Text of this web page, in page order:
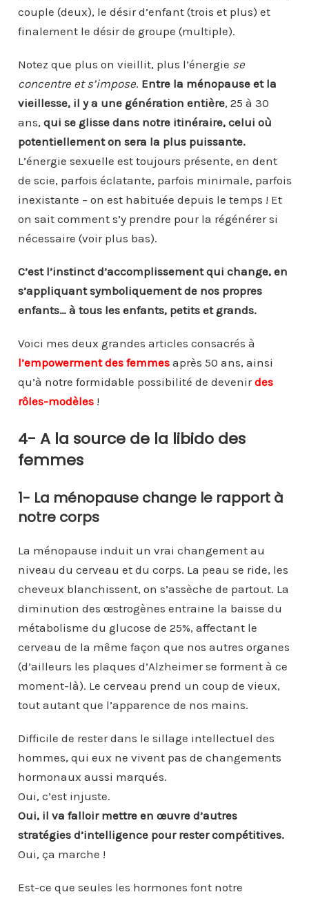
couple (deux), le désir d’enfant (trois et plus) et
finalement le désir de groupe (multiple).
Notez que plus on vieillit, plus l’énergie se
concentre et s’impose. Entre la ménopause et la
vieillesse, il y a une génération entière, 25 à 30
ans, qui se glisse dans notre itinéraire, celui où
potentiellement on sera la plus puissante.
L’énergie sexuelle est toujours présente, en dent
de scie, parfois éclatante, parfois minimale, parfois
inexistante – on est habituée depuis le temps ! Et
on sait comment s’y prendre pour la régénérer si
nécessaire (voir plus bas).
C’est l’instinct d’accomplissement qui change, en
s’appliquant symboliquement de nos propres
enfants… à tous les enfants, petits et grands.
Voici mes deux grandes articles consacrés à
l’empowerment des femmes après 50 ans, ainsi
qu’à notre formidable possibilité de devenirdes
rôles-modèles!
4- A la source de la libido des
femmes
1- La ménopause change le rapport à
notre corps
La ménopause induit un vrai changement au
niveau du cerveau et du corps. La peau se ride, les
cheveux blanchissent, on s’assèche de partout. La
diminution des œstrogènes entraine la baisse du
métabolisme du glucose de 25%, affectant le
cerveau de la même façon que nos autres organes
(d’ailleurs les plaques d’Alzheimer se forment à ce
moment-là). Le cerveau prend un coup de vieux,
tout autant que l’apparence de nos mains.
Difficile de rester dans le sillage intellectuel des
hommes, qui eux ne vivent pas de changements
hormonaux aussi marqués.
Oui, c’est injuste.
Oui, il va falloir mettre en œuvre d’autres
stratégies d’intelligence pour rester compétitives.
Oui, ça marche !
Est-ce que seules les hormones font notre